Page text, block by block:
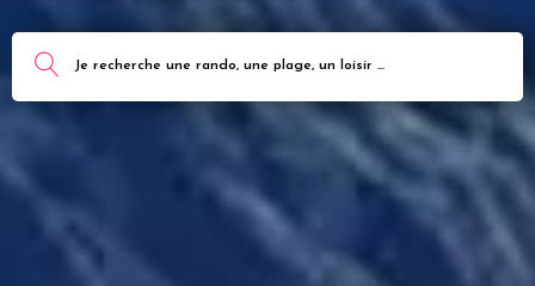
Je recherche une rando, une plage, un loisir ...